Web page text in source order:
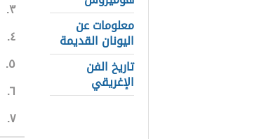
معلومات عن
اليونان القديمة
تاريخ الفن
الإغريقي
٣
٤
٥
٦
٧